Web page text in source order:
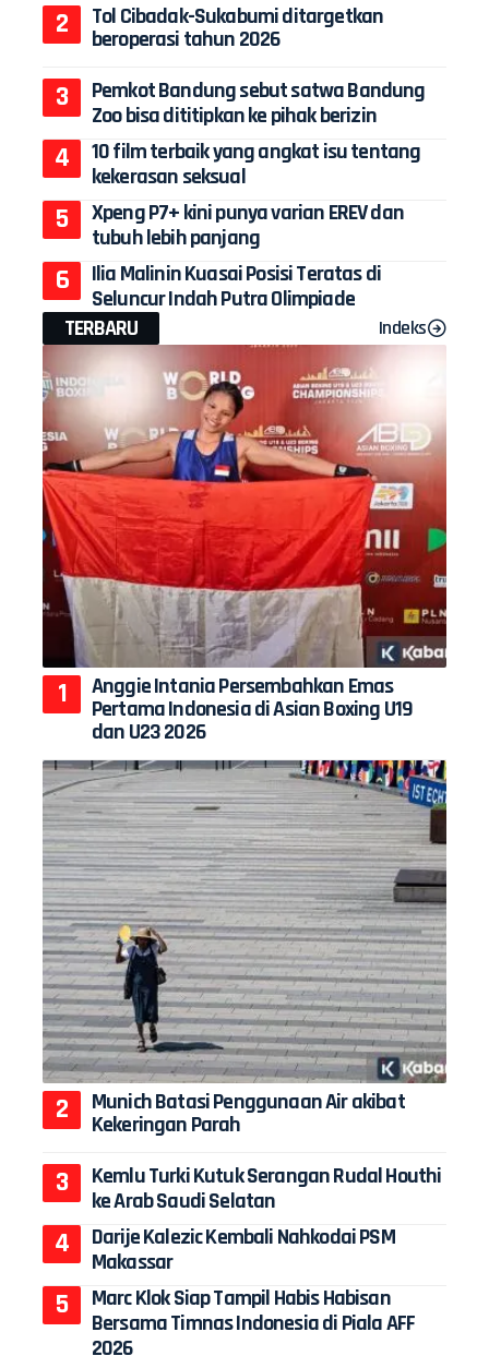
Tol Cibadak-Sukabumi ditargetkan
beroperasi tahun 2026
Pemkot Bandung sebut satwa Bandung
Zoo bisa dititipkan ke pihak berizin
10 film terbaik yang angkat isu tentang
kekerasan seksual
Xpeng P7+ kini punya varian EREV dan
tubuh lebih panjang
Ilia Malinin Kuasai Posisi Teratas di
Seluncur Indah Putra Olimpiade
TERBARU
Indeks
Anggie Intania Persembahkan Emas
Pertama Indonesia di Asian Boxing U19
dan U23 2026
Munich Batasi Penggunaan Air akibat
Kekeringan Parah
Kemlu Turki Kutuk Serangan Rudal Houthi
ke Arab Saudi Selatan
Darije Kalezic Kembali Nahkodai PSM
Makassar
Marc Klok Siap Tampil Habis Habisan
Bersama Timnas Indonesia di Piala AFF
2026